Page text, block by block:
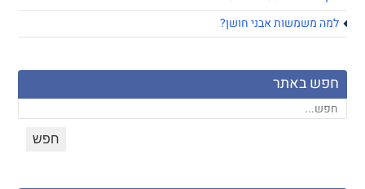
למה משמשות אבני חושן?
חפש באתר